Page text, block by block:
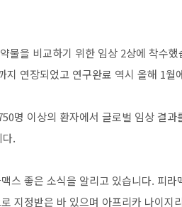
물을 비교하기 위한 임상 2상에 착수
연장되었고 연구완료 역시 올해 1월
명 이상의 환자에서 글로벌 임상 결과
.
스 좋은 소식을 알리고 있습니다. 피
지정받은 바 있으며 아프리카 나이지